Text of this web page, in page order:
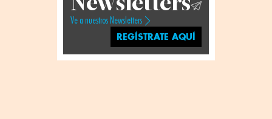
Ve a nuestros Newsletters
REGÍSTRATE AQUÍ